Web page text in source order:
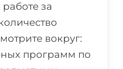
за
вокруг:
программ по